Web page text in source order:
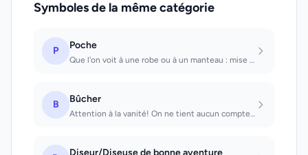
Symboles de la même catégorie
P Poche
Que l'on voit à une robe ou à un manteau : mise en garde contre trop de négligen...
B Bûcher
Attention à la vanité! On ne tient aucun compte de l'avis des tiers et on ne rem...
Diseur/Diseuse de bonne aventure